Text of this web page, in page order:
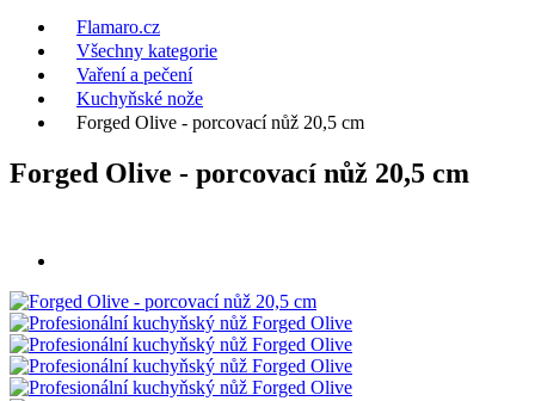
Flamaro.cz
Všechny kategorie
Vaření a pečení
Kuchyňské nože
Forged Olive - porcovací nůž 20,5 cm
Forged Olive - porcovací nůž 20,5 cm